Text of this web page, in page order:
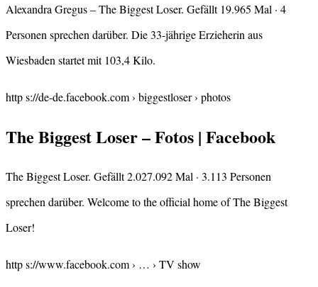
Alexandra Gregus – The Biggest Loser. Gefällt 19.965 Mal · 4
Personen sprechen darüber. Die 33-jährige Erzieherin aus
Wiesbaden startet mit 103,4 Kilo.
http s://de-de.facebook.com › biggestloser › photos
The Biggest Loser – Fotos | Facebook
The Biggest Loser. Gefällt 2.027.092 Mal · 3.113 Personen
sprechen darüber. Welcome to the official home of The Biggest
Loser!
http s://www.facebook.com › … › TV show